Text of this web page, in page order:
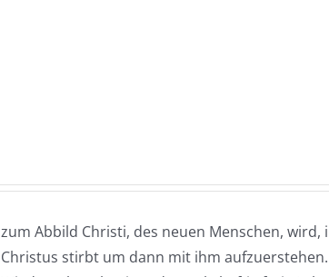
zum Abbild Christi, des neuen Menschen,
Christus stirbt um dann mit ihm